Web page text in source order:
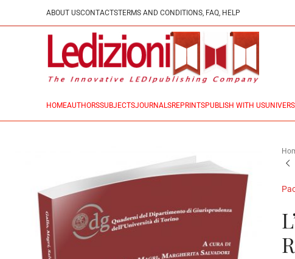
ABOUT USCONTACTSTERMS AND CONDITIONS, FAQ, HELP
HOMEAUTHORSSUBJECTSJOURNALSREPRINTSPUBLISH WITH US